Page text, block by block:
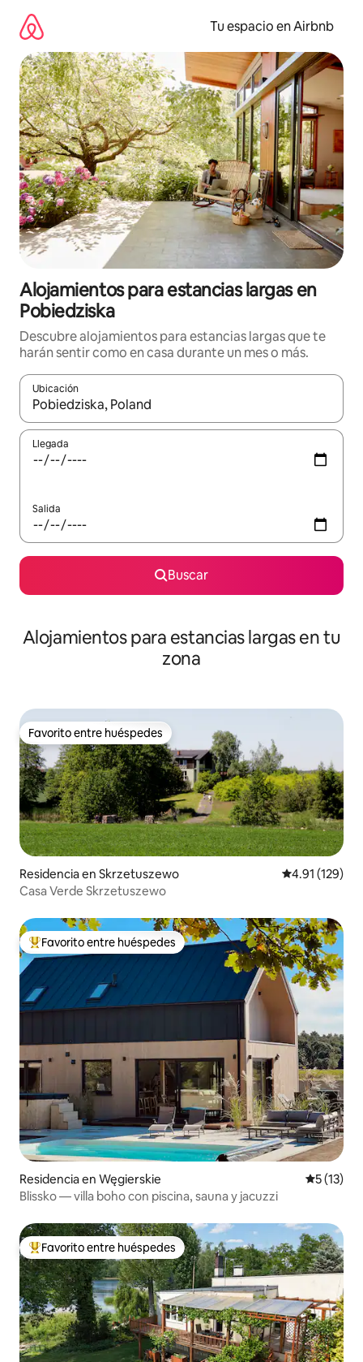
contenido
Tu espacio en Airbnb
Alojamientos para estancias largas en
Pobiedziska
Descubre alojamientos para estancias largas que te
harán sentir como en casa durante un mes o más.
Ubicación
Cuando los resultados estén disponibles, podrás navegar
Llegada
Salida
Buscar
Alojamientos para estancias largas en tu
zona
Favorito entre huéspedes
Favorito entre huéspedes
Residencia en Skrzetuszewo Calificación
4.91 (129)
Casa Verde Skrzetuszewo
De los mejores en Favorito entre huéspedes
Favorito entre huéspedes
Residencia en Węgierskie
5 (13)
Blissko — villa boho con piscina, sauna y jacuzzi
De los mejores en Favorito entre huéspedes
Favorito entre huéspedes